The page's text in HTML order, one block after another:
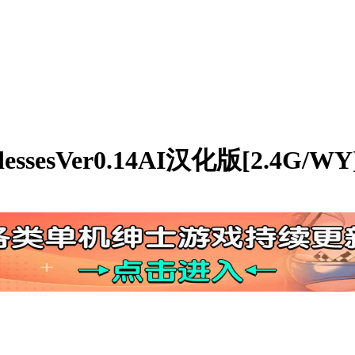
汉化版[2.4G/